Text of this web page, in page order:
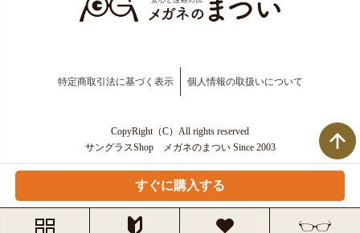
特定商取引法に基づく表示 個人情報の取扱いについて
CopyRight（C）All rights reserved
サングラスShop メガネのまつい Since 2003
すぐに購入する